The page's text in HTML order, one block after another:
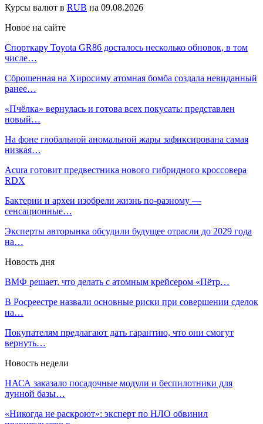
Курсы валют в RUB на 09.08.2026
Новое на сайте
Спорткару Toyota GR86 досталось несколько обновок, в том
числе…
Сброшенная на Хиросиму атомная бомба создала невиданный
ранее…
«Пчёлка» вернулась и готова всех покусать: представлен
новый…
На фоне глобальной аномальной жары зафиксирована самая
низкая…
Acura готовит предвестника нового гибридного кроссовера
RDX
Бактерии и археи изобрели жизнь по-разному —
сенсационные…
Эксперты авторынка обсудили будущее отрасли до 2029 года
на…
Новость дня
ВМФ решает, что делать с атомным крейсером «Пётр…
В Росреестре назвали основные риски при совершении сделок
на…
Покупателям предлагают дать гарантию, что они смогут
вернуть…
Новость недели
НАСА заказало посадочные модули и беспилотники для
лунной базы…
«Никогда не раскроют»: эксперт по НЛО обвинил